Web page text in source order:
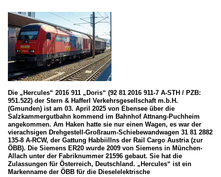
Die „Hercules“ 2016 911 „Doris“ (92 81 2016 911-7 A-STH / PZB:
951.522) der Stern & Hafferl Verkehrsgesellschaft m.b.H.
(Gmunden) ist am 03. April 2025 von Ebensee über die
Salzkammergutbahn kommend im Bahnhof Attnang-Puchheim
angekommen. Am Haken hatte sie nur einen Wagen, es war der
vierachsigen Drehgestell-Großraum-Schiebewandwagen 31 81 2882
135-8 A-RCW, der Gattung Habbiillns der Rail Cargo Austria (zur
ÖBB). Die Siemens ER20 wurde 2009 von Siemens in München-
Allach unter der Fabriknummer 21596 gebaut. Sie hat die
Zulassungen für Österreich, Deutschland. „Hercules“ ist ein
Markenname der ÖBB für die Dieselelektrische